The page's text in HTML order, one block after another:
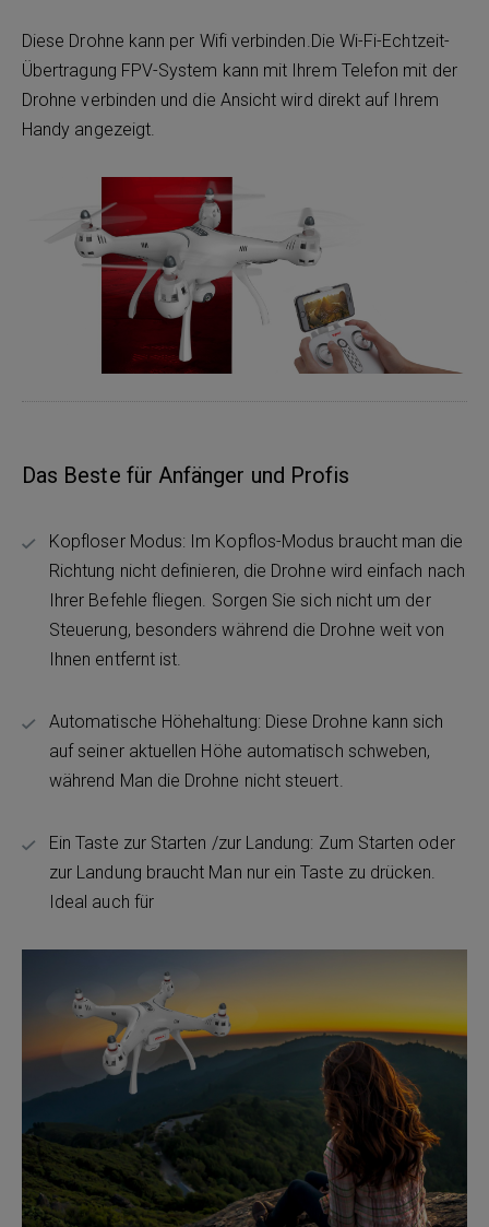
Diese Drohne kann per Wifi verbinden.Die Wi-Fi-Echtzeit-
Übertragung FPV-System kann mit Ihrem Telefon mit der
Drohne verbinden und die Ansicht wird direkt auf Ihrem
Handy angezeigt.
Das Beste für Anfänger und Profis
Kopfloser Modus: Im Kopflos-Modus braucht man die
Richtung nicht definieren, die Drohne wird einfach nach
Ihrer Befehle fliegen. Sorgen Sie sich nicht um der
Steuerung, besonders während die Drohne weit von
Ihnen entfernt ist.
Automatische Höhehaltung: Diese Drohne kann sich
auf seiner aktuellen Höhe automatisch schweben,
während Man die Drohne nicht steuert.
Ein Taste zur Starten /zur Landung: Zum Starten oder
zur Landung braucht Man nur ein Taste zu drücken.
Ideal auch für